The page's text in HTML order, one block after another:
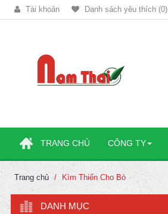
Tài khoản Danh sách yêu thích (0)
TRANG CHỦ CÔNG TY
Trang chủ Kìm Thiến Cho Bò
DANH MỤC